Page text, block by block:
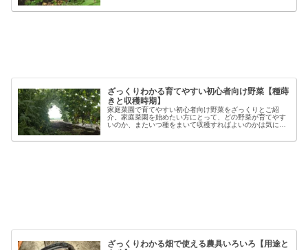
家庭菜園で失敗しないコツと言える...
ざっくりわかる育てやすい初心者向け野菜【種蒔
きと収穫時期】
家庭菜園で育てやすい初心者向け野菜をざっくりとご紹
介。家庭菜園を始めたい方にとって、どの野菜が育てやす
いのか、またいつ種をまいて収穫すればよいのかは気にな
類でも「早生」「中生」「晩生」など...
ざっくりわかる畑で使える農具いろいろ【用途と